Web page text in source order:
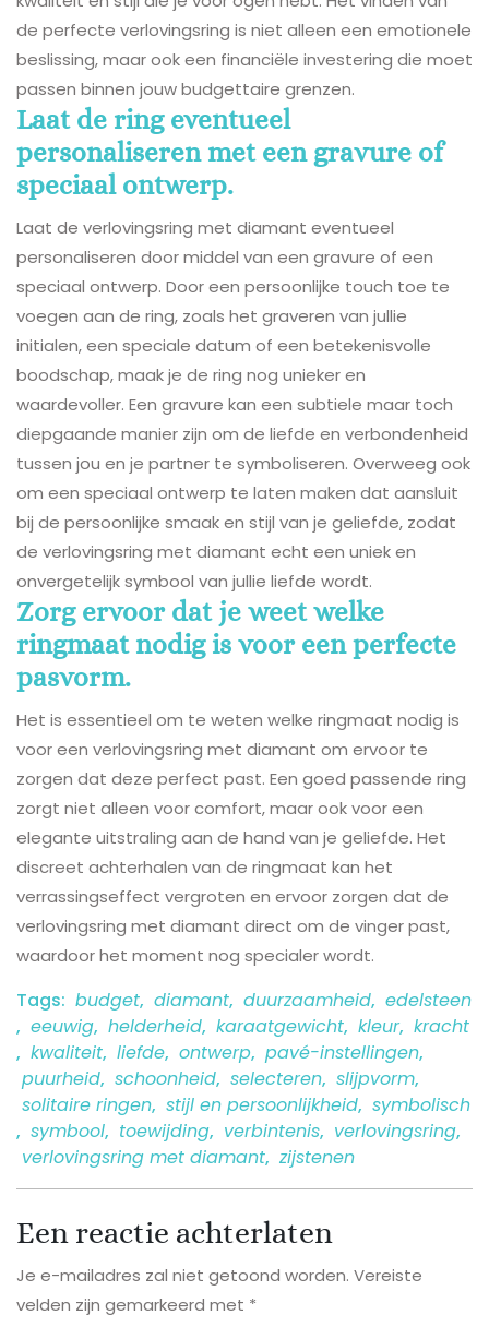
de perfecte verlovingsring is niet alleen een emotionele
beslissing, maar ook een financiële investering die moet
passen binnen jouw budgettaire grenzen.
Laat de ring eventueel
personaliseren met een gravure of
speciaal ontwerp.
Laat de verlovingsring met diamant eventueel
personaliseren door middel van een gravure of een
speciaal ontwerp. Door een persoonlijke touch toe te
voegen aan de ring, zoals het graveren van jullie
initialen, een speciale datum of een betekenisvolle
boodschap, maak je de ring nog unieker en
waardevoller. Een gravure kan een subtiele maar toch
diepgaande manier zijn om de liefde en verbondenheid
tussen jou en je partner te symboliseren. Overweeg ook
om een speciaal ontwerp te laten maken dat aansluit
bij de persoonlijke smaak en stijl van je geliefde, zodat
de verlovingsring met diamant echt een uniek en
onvergetelijk symbool van jullie liefde wordt.
Zorg ervoor dat je weet welke
ringmaat nodig is voor een perfecte
pasvorm.
Het is essentieel om te weten welke ringmaat nodig is
voor een verlovingsring met diamant om ervoor te
zorgen dat deze perfect past. Een goed passende ring
zorgt niet alleen voor comfort, maar ook voor een
elegante uitstraling aan de hand van je geliefde. Het
discreet achterhalen van de ringmaat kan het
verrassingseffect vergroten en ervoor zorgen dat de
verlovingsring met diamant direct om de vinger past,
waardoor het moment nog specialer wordt.
Tags: budget, diamant, duurzaamheid, edelsteen
, eeuwig, helderheid, karaatgewicht, kleur, kracht
, kwaliteit, liefde, ontwerp, pavé-instellingen,
puurheid, schoonheid, selecteren, slijpvorm,
solitaire ringen, stijl en persoonlijkheid, symbolisch
, symbool, toewijding, verbintenis, verlovingsring,
verlovingsring met diamant, zijstenen
Een reactie achterlaten
Je e-mailadres zal niet getoond worden. Vereiste
velden zijn gemarkeerd met *